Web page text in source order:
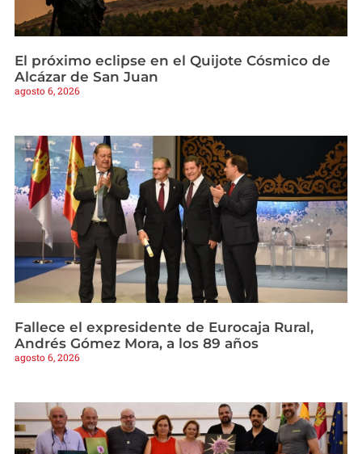
El próximo eclipse en el Quijote Cósmico de
Alcázar de San Juan
agosto 6, 2026
Fallece el expresidente de Eurocaja Rural,
Andrés Gómez Mora, a los 89 años
agosto 6, 2026